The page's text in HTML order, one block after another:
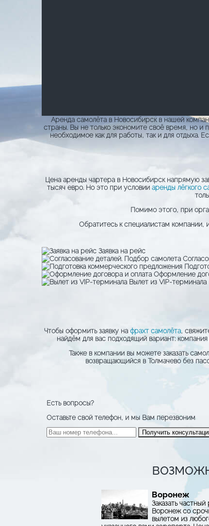
Аренда самолёта в Новосибирск в нашей
страны. Вы не только экономите своё время, но и
необходимое как для работы, так и для отдыха.
Цена аренды чартера в Новосибирск напрямую
тысяч евро. Но это при условии аренды лёгкого
Помимо этого, при
Обратитесь к специалистам компании,
Заявка на рейс
Оформление
Вылет из VIP-терминала
Чтобы оформить заявку на фрахт самолёта,
найдём для вас подходящий вариант:
Также в компании вы можете заказать
возвращающийся в Толмачево без
Есть вопросы?
Оставьте свой телефон, и мы Вам перезвоним
Воронеж
Заказать частный
Воронеж со
вылетом из